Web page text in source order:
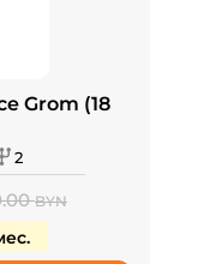
Grom (18
2
BYN